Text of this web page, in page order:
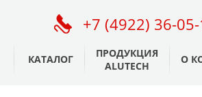
+7 (4922) 36-
КАТАЛОГ
ПРОДУКЦИЯ
ALUTECH
О